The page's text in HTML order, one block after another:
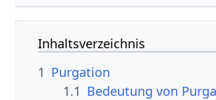
Inhaltsverzeichnis
1 Purgation
1.1 Bedeutung von